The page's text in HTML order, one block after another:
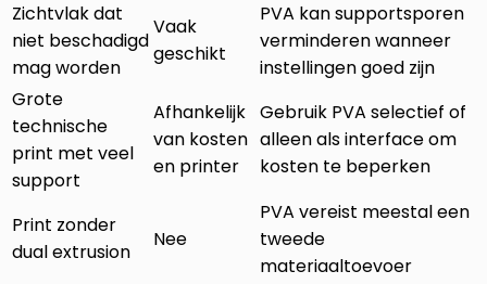
Zichtvlak dat
niet beschadigd
mag worden
Vaak
geschikt
PVA kan supportsporen
verminderen wanneer
instellingen goed zijn
Grote
technische
print met veel
support
Afhankelijk
van kosten
en printer
Gebruik PVA selectief of
alleen als interface om
kosten te beperken
Print zonder
dual extrusion
Nee
PVA vereist meestal een
tweede
materiaaltoevoer